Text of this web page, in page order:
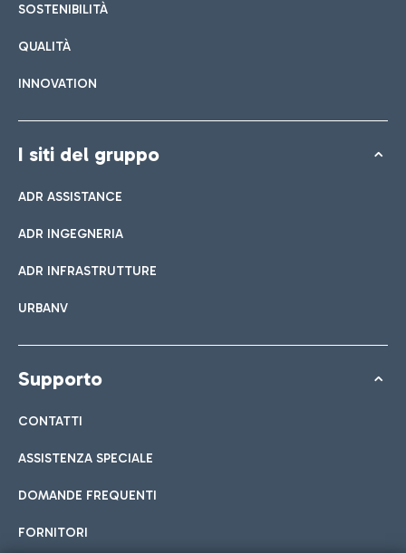
SOSTENIBILITÀ
QUALITÀ
INNOVATION
I siti del gruppo
ADR ASSISTANCE
ADR INGEGNERIA
ADR INFRASTRUTTURE
URBANV
Supporto
CONTATTI
ASSISTENZA SPECIALE
DOMANDE FREQUENTI
FORNITORI